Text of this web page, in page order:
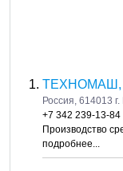
Россия, 614013
+7 342 239-13-84
Производство
подробнее...